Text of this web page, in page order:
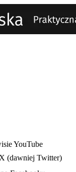
YouTube
(dawniej Twitter)